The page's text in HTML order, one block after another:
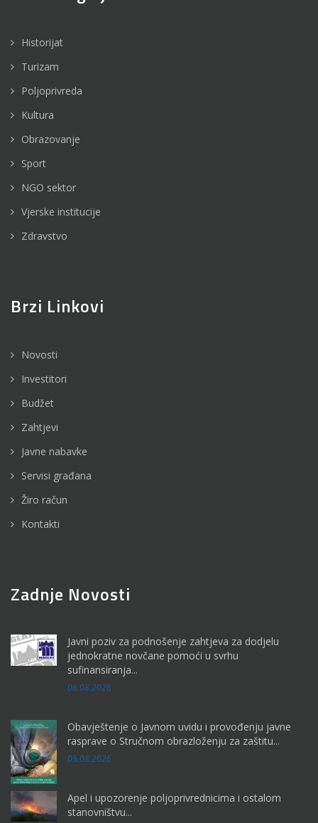
Historijat
Turizam
Poljoprivreda
Kultura
Obrazovanje
Sport
NGO sektor
Vjerske institucije
Zdravstvo
Brzi Linkovi
Novosti
Investitori
Budžet
Zahtjevi
Javne nabavke
Servisi građana
Žiro račun
Kontakti
Zadnje Novosti
Javni poziv za podnošenje zahtjeva za dodjelu
jednokratne novčane pomoći u svrhu
sufinansiranja...
06.08.2026
Obavještenje o Javnom uvidu i provođenju javne
rasprave o Stručnom obrazloženju za zaštitu...
05.08.2026
Apel i upozorenje poljoprivrednicima i ostalom
stanovništvu...